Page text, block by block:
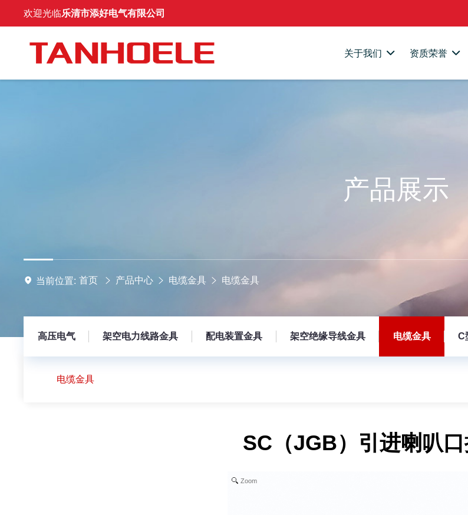
欢迎光临乐清市添好电气有限公司
关于我们 资质荣誉
产品展示
当前位置: 首页 产品中心 电缆金具 电缆金具
高压电气 架空电力线路金具 配电装置金具 架空绝缘导线金具 电缆金具 C
电缆金具
SC（JGB）引进喇叭
Zoom